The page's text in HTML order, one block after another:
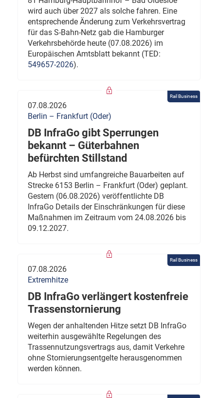
wird auch über 2027 als solche fahren. Eine
entsprechende Änderung zum Verkehrsvertrag
für das S-Bahn-Netz gab die Hamburger
Verkehrsbehörde heute (07.08.2026) im
Europäischen Amtsblatt bekannt (TED:
549657-2026).
Rail Business
07.08.2026
Berlin – Frankfurt (Oder)
DB InfraGo gibt Sperrungen
bekannt – Güterbahnen
befürchten Stillstand
Ab Herbst sind umfangreiche Bauarbeiten auf
Strecke 6153 Berlin – Frankfurt (Oder) geplant.
Gestern (06.08.2026) veröffentlichte DB
InfraGo Details der Einschränkungen für diese
Maßnahmen im Zeitraum vom 24.08.2026 bis
09.12.2027.
Rail Business
07.08.2026
Extremhitze
DB InfraGo verlängert kostenfreie
Trassenstornierung
Wegen der anhaltenden Hitze setzt DB InfraGo
weiterhin ausgewählte Regelungen des
Trassennutzungsvertrags aus, damit Verkehre
ohne Stornierungsentgelte herausgenommen
werden können.